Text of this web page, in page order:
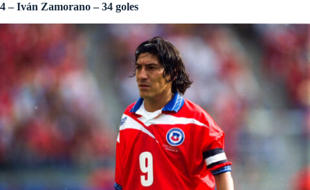
4 – Iván Zamorano – 34 goles